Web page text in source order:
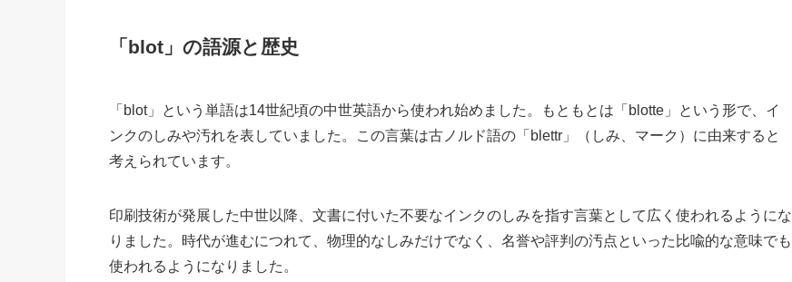
「blot」の語源と歴史
「blot」という単語は14世紀頃の中世英語から使われ始めました。もともとは「blotte」という形で、イ
ンクのしみや汚れを表していました。この言葉は古ノルド語の「blettr」（しみ、マーク）に由来すると
考えられています。
印刷技術が発展した中世以降、文書に付いた不要なインクのしみを指す言葉として広く使われるようにな
りました。時代が進むにつれて、物理的なしみだけでなく、名誉や評判の汚点といった比喩的な意味でも
使われるようになりました。